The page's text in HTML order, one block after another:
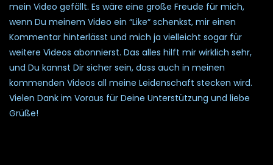
mein Video gefällt. Es wäre eine große Freude für mich,
wenn Du meinem Video ein “Like“ schenkst, mir einen
Kommentar hinterlässt und mich ja vielleicht sogar für
weitere Videos abonnierst. Das alles hilft mir wirklich sehr,
und Du kannst Dir sicher sein, dass auch in meinen
kommenden Videos all meine Leidenschaft stecken wird.
Vielen Dank im Voraus für Deine Unterstützung und liebe
Grüße!